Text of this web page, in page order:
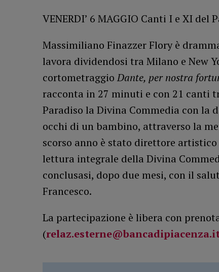
VENERDI’ 6 MAGGIO Canti I e XI del
Massimiliano Finazzer Flory è
lavora dividendosi tra Milano e New
cortometraggioDante, per nostra
racconta in 27 minuti e con 21 canti
Paradiso la Divina Commedia con la
occhi di un bambino, attraverso la
scorso anno è stato direttore
lettura integrale della Divina
conclusasi, dopo due mesi, con il
Francesco.
La partecipazione è libera con
(